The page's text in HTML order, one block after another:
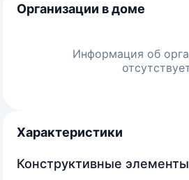
Организации в доме
Информация об
Характеристики
Конструктивные элементы